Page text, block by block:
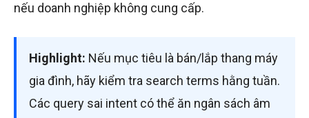
nếu doanh nghiệp không cung cấp.
Highlight: Nếu mục tiêu là bán/lắp thang máy
gia đình, hãy kiểm tra search terms hằng tuần.
Các query sai intent có thể ăn ngân sách âm